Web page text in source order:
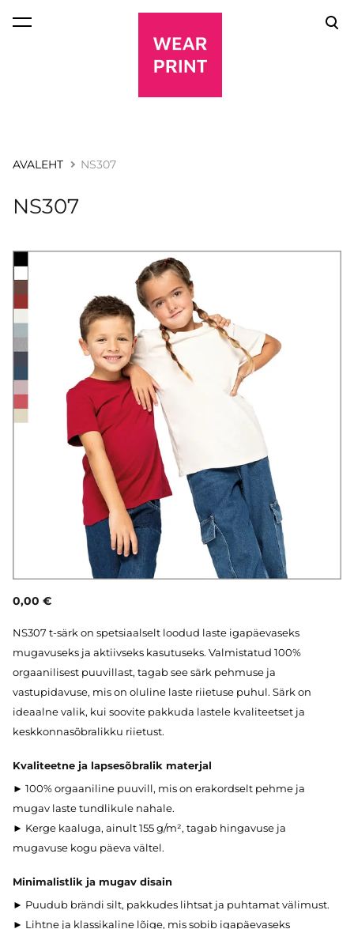
lisati ostukorvi.
AVALEHT NS307
NS307
0,00 €
NS307 t-särk on spetsiaalselt loodud laste igapäevaseks
mugavuseks ja aktiivseks kasutuseks. Valmistatud 100%
orgaanilisest puuvillast, tagab see särk pehmuse ja
vastupidavuse, mis on oluline laste riietuse puhul. Särk on
ideaalne valik, kui soovite pakkuda lastele kvaliteetset ja
keskkonnasõbralikku riietust.
Kvaliteetne ja lapsesõbralik materjal
► 100% orgaaniline puuvill, mis on erakordselt pehme ja
mugav laste tundlikule nahale.
► Kerge kaaluga, ainult 155 g/m², tagab hingavuse ja
mugavuse kogu päeva vältel.
Minimalistlik ja mugav disain
► Puudub brändi silt, pakkudes lihtsat ja puhtamat välimust.
► Lihtne ja klassikaline lõige, mis sobib igapäevaseks